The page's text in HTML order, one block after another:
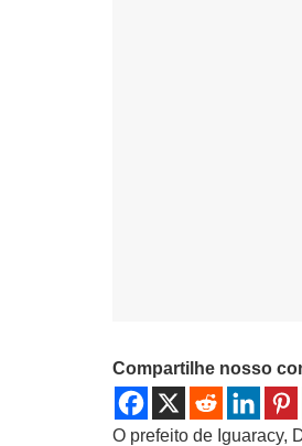
Compartilhe nosso
O prefeito de Iguaracy,